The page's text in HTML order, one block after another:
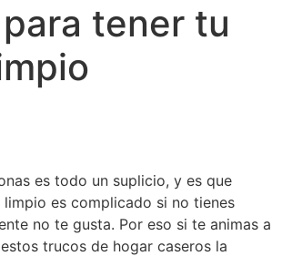
tener tu
es todo un suplicio, y es que
limpio es complicado si no tienes
no te gusta. Por eso si te animas a
trucos de hogar caseros la